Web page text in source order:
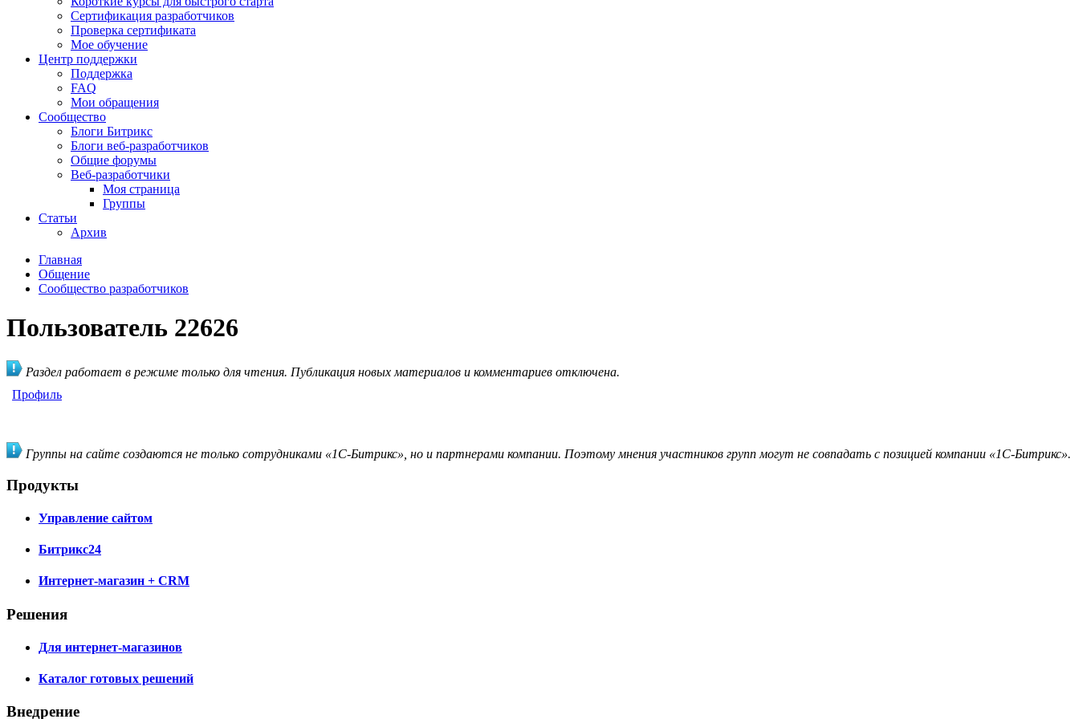
Сертификация разработчиков
Проверка сертификата
Мое обучение
Центр поддержки
Поддержка
FAQ
Мои обращения
Сообщество
Блоги Битрикс
Блоги веб-разработчиков
Общие форумы
Веб-разработчики
Моя страница
Группы
Статьи
Архив
Главная
Общение
Сообщество разработчиков
Пользователь 22626
Раздел работает в режиме только для чтения. Публикация новых материалов и комментариев отключена.
Профиль
Группы на сайте создаются не только сотрудниками «1С-Битрикс», но и партнерами компании. Поэтому мнения участников групп могут не совпадать с позицией компании «1С-Битрикс».
Продукты
Управление сайтом
Битрикс24
Интернет-магазин + CRM
Решения
Для интернет-магазинов
Каталог готовых решений
Внедрение